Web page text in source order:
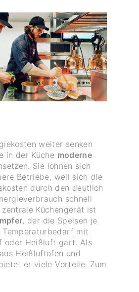
weiter senken
in der Küche moderne
Sie lohnen sich
Betriebe, weil sich die
durch den deutlich
schnell
zentrale Küchengerät ist
, der die Speisen je
mit
oder Heißluft gart. Als
Heißluftofen und
er viele Vorteile. Zum